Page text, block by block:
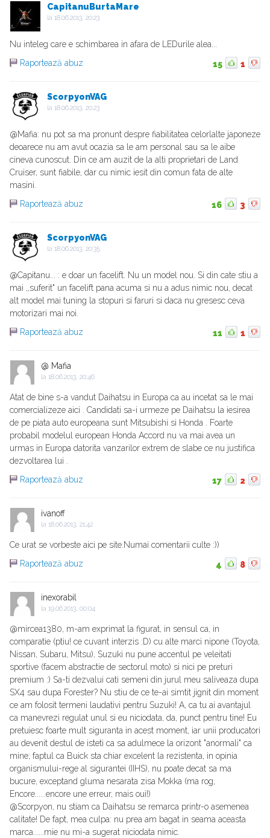
CapitanuBurtaMare
la 18.06.2013, 20:23
Nu inteleg care e schimbarea in afara de LEDurile alea...
Raportează abuz
15 1
ScorpyonVAG
la 18.06.2013, 20:23
@Mafia: nu pot sa ma pronunt despre fiabilitatea celorlalte japoneze
deoarece nu am avut ocazia sa le am personal sau sa le aibe
cineva cunoscut. Din ce am auzit de la alti proprietari de Land
Cruiser, sunt fiabile, dar cu nimic iesit din comun fata de alte
masini.
Raportează abuz
16 3
ScorpyonVAG
la 18.06.2013, 20:35
@Capitanu... : e doar un facelift. Nu un model nou. Si din cate stiu a
mai ,,suferit" un facelift pana acuma si nu a adus nimic nou, decat
alt model mai tuning la stopuri si faruri si daca nu gresesc ceva
motorizari mai noi.
Raportează abuz
11 1
@ Mafia
la 18.06.2013, 20:46
Atat de bine s-a vandut Daihatsu in Europa ca au incetat sa le mai
comercializeze aici . Candidati sa-i urmeze pe Daihatsu la iesirea
de pe piata auto europeana sunt Mitsubishi si Honda . Foarte
probabil modelul european Honda Accord nu va mai avea un
urmas in Europa datorita vanzarilor extrem de slabe ce nu justifica
dezvoltarea lui .
Raportează abuz
17 2
ivanoff
la 18.06.2013, 21:42
Ce urat se vorbeste aici pe site.Numai comentarii culte :))
Raportează abuz
4 8
inexorabil
la 19.06.2013, 00:04
@mircea1380, m-am exprimat la figurat, in sensul ca, in
comparatie (ptiu! ce cuvant interzis :D) cu alte marci nipone (Toyota,
Nissan, Subaru, Mitsu), Suzuki nu pune accentul pe veleitati
sportive (facem abstractie de sectorul moto) si nici pe preturi
premium :) Sa-ti dezvalui cati semeni din jurul meu saliveaza dupa
SX4 sau dupa Forester? Nu stiu de ce te-ai simtit jignit din moment
ce am folosit termeni laudativi pentru Suzuki! A, ca tu ai avantajul
ca manevrezi regulat unul si eu niciodata, da, punct pentru tine! Eu
pretuiesc foarte mult siguranta in acest moment, iar unii producatori
au devenit destul de isteti ca sa adulmece la orizont "anormali" ca
mine; faptul ca Buick sta chiar excelent la rezistenta, in opinia
organismului-rege al sigurantei (IIHS), nu poate decat sa ma
bucure, exceptand gluma nesarata zisa Mokka (ma rog,
Encore......encore une erreur, mais oui!)
@Scorpyon, nu stiam ca Daihatsu se remarca printr-o asemenea
calitate! De fapt, mea culpa: nu prea am bagat in seama aceasta
marca......mie nu mi-a sugerat niciodata nimic.